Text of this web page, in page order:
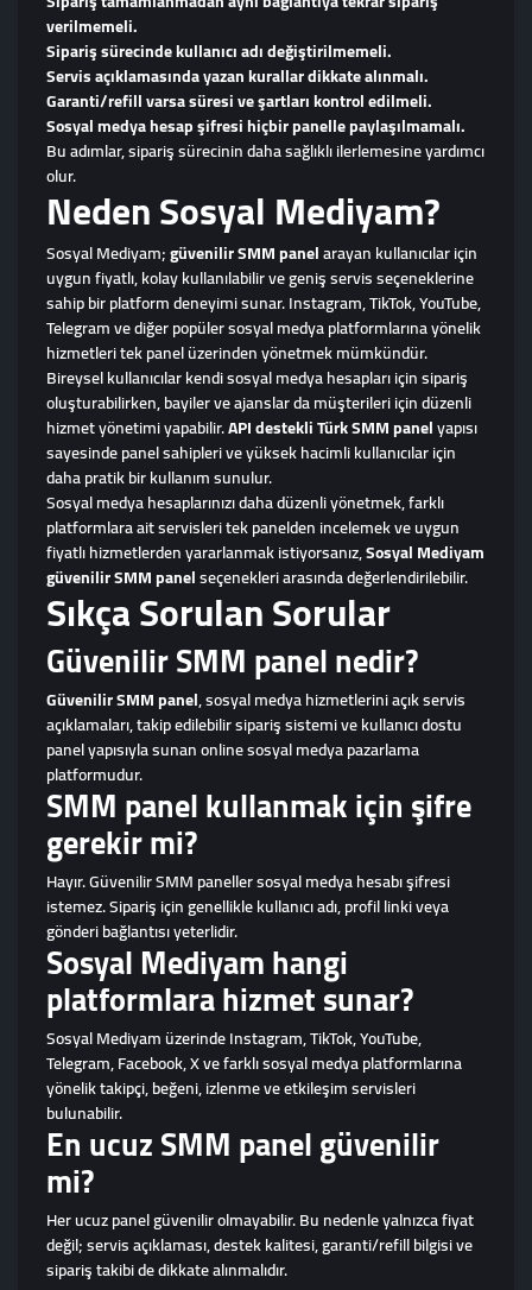
verilmemeli.
Sipariş sürecinde kullanıcı adı değiştirilmemeli.
Servis açıklamasında yazan kurallar dikkate alınmalı.
Garanti/refill varsa süresi ve şartları kontrol edilmeli.
Sosyal medya hesap şifresi hiçbir panelle paylaşılmamalı.
Bu adımlar, sipariş sürecinin daha sağlıklı ilerlemesine yardımcı
olur.
Neden Sosyal Mediyam?
Sosyal Mediyam;güvenilir SMM panelarayan kullanıcılar için
uygun fiyatlı, kolay kullanılabilir ve geniş servis seçeneklerine
sahip bir platform deneyimi sunar. Instagram, TikTok, YouTube,
Telegram ve diğer popüler sosyal medya platformlarına yönelik
hizmetleri tek panel üzerinden yönetmek mümkündür.
Bireysel kullanıcılar kendi sosyal medya hesapları için sipariş
oluşturabilirken, bayiler ve ajanslar da müşterileri için düzenli
hizmet yönetimi yapabilir.API destekli Türk SMM panelyapısı
sayesinde panel sahipleri ve yüksek hacimli kullanıcılar için
daha pratik bir kullanım sunulur.
Sosyal medya hesaplarınızı daha düzenli yönetmek, farklı
platformlara ait servisleri tek panelden incelemek ve uygun
fiyatlı hizmetlerden yararlanmak istiyorsanız,Sosyal Mediyam
güvenilir SMM panelseçenekleri arasında değerlendirilebilir.
Sıkça Sorulan Sorular
Güvenilir SMM panel nedir?
Güvenilir SMM panel, sosyal medya hizmetlerini açık servis
açıklamaları, takip edilebilir sipariş sistemi ve kullanıcı dostu
panel yapısıyla sunan online sosyal medya pazarlama
platformudur.
SMM panel kullanmak için şifre
gerekir mi?
Hayır. Güvenilir SMM paneller sosyal medya hesabı şifresi
istemez. Sipariş için genellikle kullanıcı adı, profil linki veya
gönderi bağlantısı yeterlidir.
Sosyal Mediyam hangi
platformlara hizmet sunar?
Sosyal Mediyam üzerinde Instagram, TikTok, YouTube,
Telegram, Facebook, X ve farklı sosyal medya platformlarına
yönelik takipçi, beğeni, izlenme ve etkileşim servisleri
bulunabilir.
En ucuz SMM panel güvenilir
mi?
Her ucuz panel güvenilir olmayabilir. Bu nedenle yalnızca fiyat
değil; servis açıklaması, destek kalitesi, garanti/refill bilgisi ve
sipariş takibi de dikkate alınmalıdır.